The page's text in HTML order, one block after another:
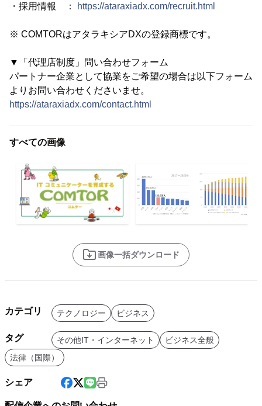
・採用情報 ：
https://ataraxiadx.com/recruit.html
※ COMTORはアタラキシアDXの登録商標です。
▼「代理店制度」問い合わせフォーム
パートナー企業として協業をご希望の場合は以下フォーム
よりお問い合わせくださいませ。
https://ataraxiadx.com/contact.html
すべての画像
画像一括ダウンロード
カテゴリ テクノロジー ビジネス
タグ その他IT・インターネット
ビジネス全般
法律（国際）
シェア